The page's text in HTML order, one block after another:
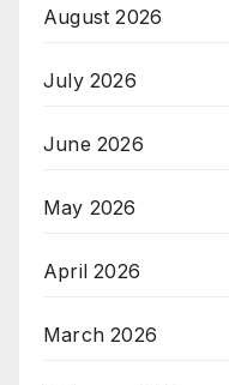
August 2026
July 2026
June 2026
May 2026
April 2026
March 2026